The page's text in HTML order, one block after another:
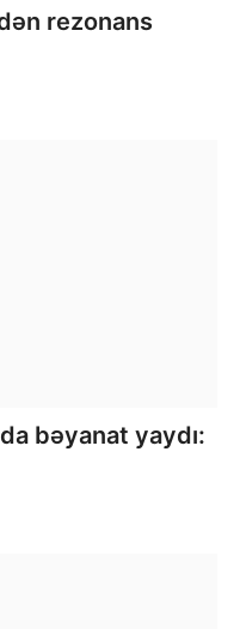
rezonans
bəyanat yaydı: